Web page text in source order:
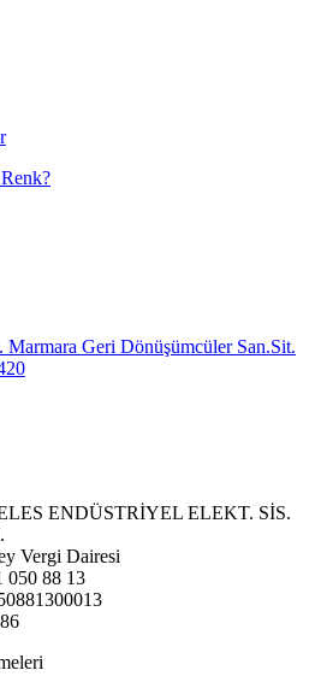
Marmara Geri Dönüşümcüler San.Sit.
ENDÜSTRİYEL ELEKT. SİS.
Vergi Dairesi
050 88 13